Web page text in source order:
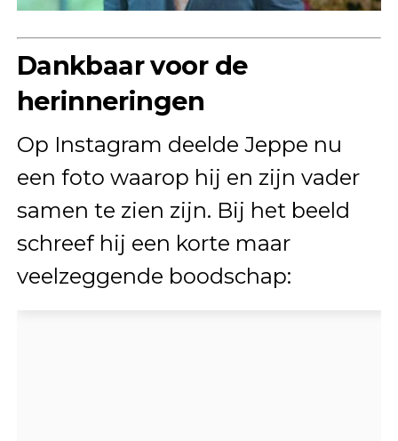
Dankbaar voor de
herinneringen
Op Instagram deelde Jeppe nu
een foto waarop hij en zijn vader
samen te zien zijn. Bij het beeld
schreef hij een korte maar
veelzeggende boodschap: